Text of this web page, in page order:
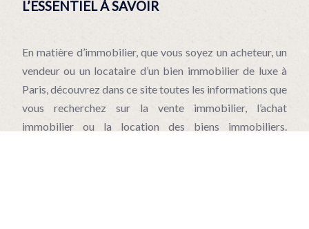
L’ESSENTIEL À SAVOIR
En matière d’immobilier, que vous soyez un acheteur, un
vendeur ou un locataire d’un bien immobilier de luxe à
Paris, découvrez dans ce site toutes les informations que
vous recherchez sur la vente immobilier, l’achat
immobilier ou la location des biens immobiliers.